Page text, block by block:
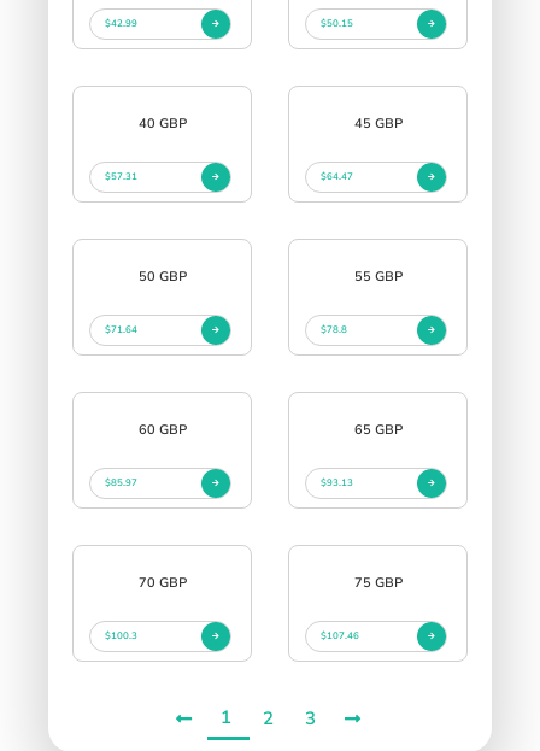
$42.99 $50.15
40 GBP
$57.31
45 GBP
$64.47
50 GBP
$71.64
55 GBP
$78.8
60 GBP
$85.97
65 GBP
$93.13
70 GBP
$100.3
75 GBP
$107.46
1 2 3